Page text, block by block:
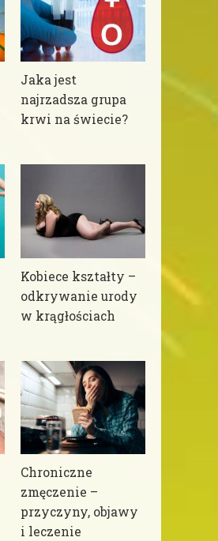
Jaka jest
najrzadsza grupa
krwi na świecie?
Kobiece kształty –
odkrywanie urody
w krągłościach
Chroniczne
zmęczenie –
przyczyny, objawy
i leczenie